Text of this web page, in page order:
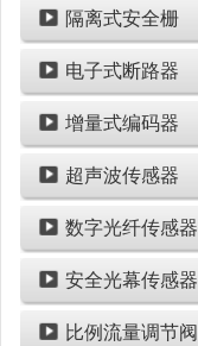
隔离式安全栅
电子式断路器
增量式编码器
超声波传感器
数字光纤传感器
安全光幕传感器
比例流量调节阀